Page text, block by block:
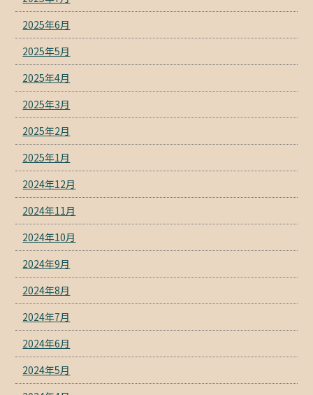
2025年6月
2025年5月
2025年4月
2025年3月
2025年2月
2025年1月
2024年12月
2024年11月
2024年10月
2024年9月
2024年8月
2024年7月
2024年6月
2024年5月